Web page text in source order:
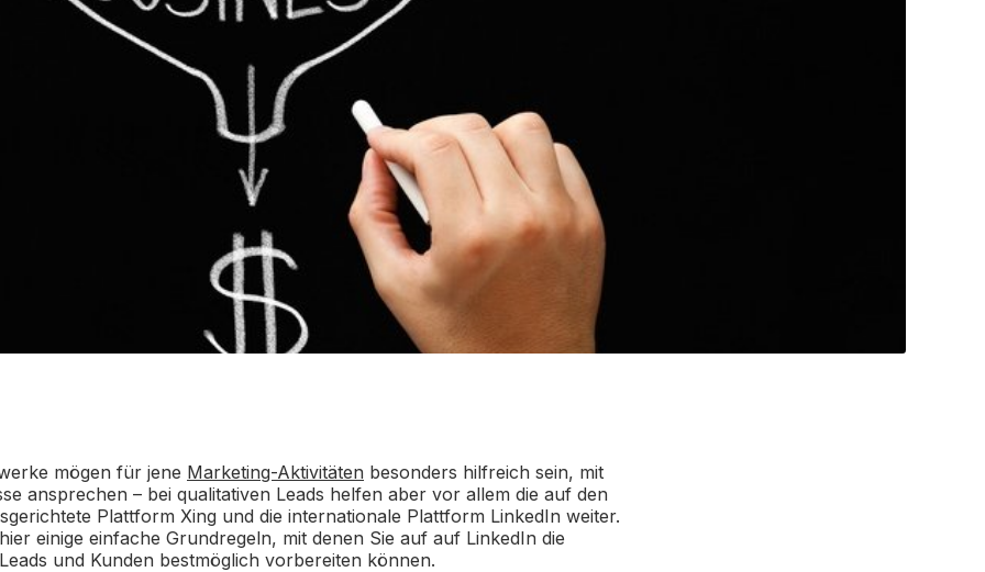
mögen für jene Marketing-Aktivitäten besonders hilfreich sein, mit
ansprechen – bei qualitativen Leads helfen aber vor allem die auf den
Plattform Xing und die internationale Plattform LinkedIn weiter.
einige einfache Grundregeln, mit denen Sie auf auf LinkedIn die
und Kunden bestmöglich vorbereiten können.